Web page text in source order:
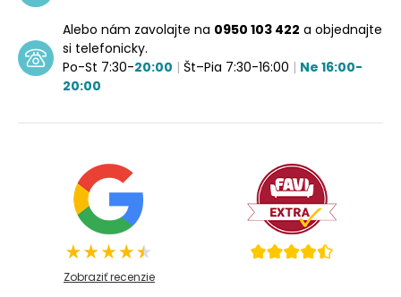
Alebo nám zavolajte na 0950 103 422 a objednajte
si telefonicky.
Po-St 7:30-20:00 | Št–Pia 7:30-16:00 | Ne 16:00-
20:00
Zobraziť recenzie